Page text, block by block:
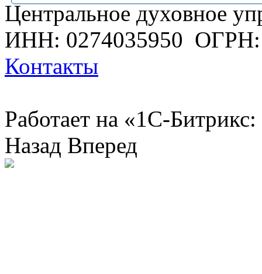
Центральное духовное
ИНН: 0274035950 ОГРН:
Контакты
Работает на «1С-
Назад Вперед